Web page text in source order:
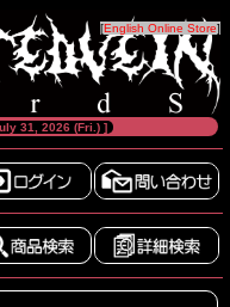
[English Online Store]
31, 2026 (Fri.) ]